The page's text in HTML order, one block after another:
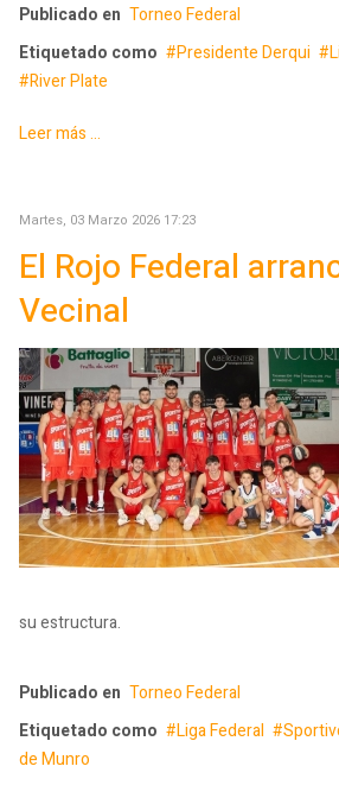
Publicado en Torneo Federal
Etiquetado como
Presidente Derqui
River Plate
Leer más ...
Martes, 03 Marzo 2026 17:23
El Rojo Federal
Vecinal
su estructura.
Publicado en Torneo Federal
Etiquetado como
Liga Federal
de Munro